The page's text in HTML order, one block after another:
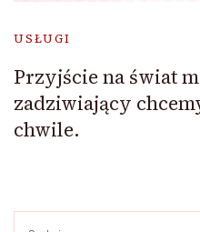
USŁUGI
Przyjście na świat
zadziwiający
chwile.